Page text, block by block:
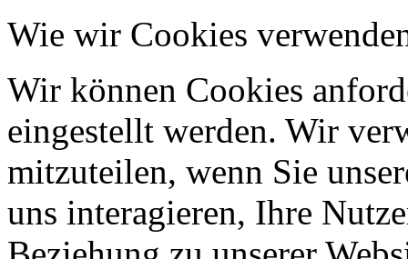
Wie wir Cookies
Wir können Cookies
eingestellt werden. Wir
mitzuteilen, wenn Sie
uns interagieren, Ihre